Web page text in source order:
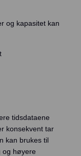
og kapasitet kan
tidsdataene
konsekvent tar
kan brukes til
og høyere